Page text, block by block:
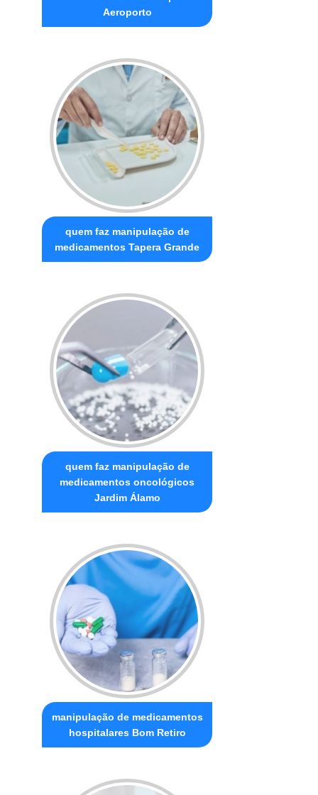
Aeroporto
quem faz manipulação de
medicamentos Tapera Grande
quem faz manipulação de
medicamentos oncológicos
Jardim Álamo
manipulação de medicamentos
hospitalares Bom Retiro